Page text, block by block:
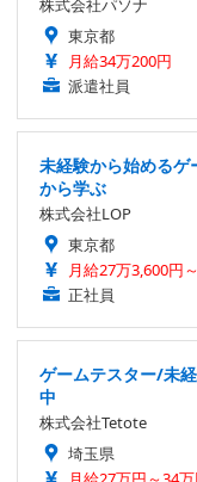
株式会社パソナ
東京都
月給34万200円
派遣社員
未経験から始めるゲ
から学ぶ
株式会社LOP
東京都
月給27万3,600円
正社員
ゲームテスター/未
中
株式会社Tetote
埼玉県